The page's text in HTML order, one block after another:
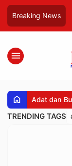
Breaking News
menu
home Adat dan
TRENDING TAGS